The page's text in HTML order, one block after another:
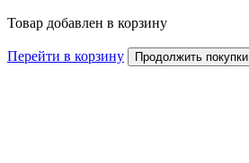
Товар добавлен в корзину
Перейти в корзину Продолжить покупки